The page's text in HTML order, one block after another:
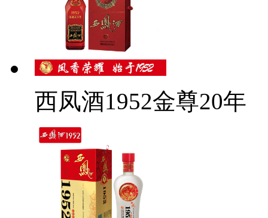
西凤酒1952金尊20年